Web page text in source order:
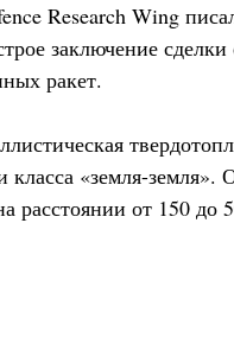
Research Wing
заключение сделки
ракет.
класса «земля-земля».
расстоянии от 150 до